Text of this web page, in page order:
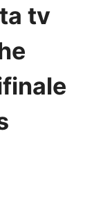
tv